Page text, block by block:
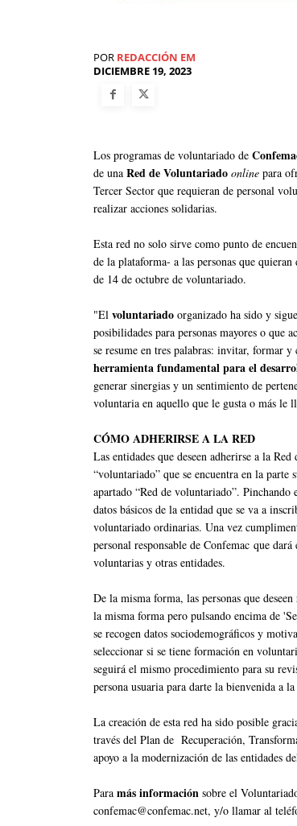
POR REDACCIÓN EM
DICIEMBRE 19, 2023
Los programas de voluntariado de
de una Red de Voluntariado online para
Tercer Sector que requieran de personal
realizar acciones solidarias.
Esta red no solo sirve como punto de
de la plataforma- a las personas que
de 14 de octubre de voluntariado.
"El voluntariado organizado ha sido y
posibilidades para personas mayores o
se resume en tres palabras: invitar, formar
herramienta fundamental para el
generar sinergias y un sentimiento de
voluntaria en aquello que le gusta o más le
CÓMO ADHERIRSE A LA RED
Las entidades que deseen adherirse a la
“voluntariado” que se encuentra en la
apartado “Red de voluntariado”.
datos básicos de la entidad que se va a
voluntariado ordinarias. Una vez
personal responsable de Confemac que
voluntarias y otras entidades.
De la misma forma, las personas que
la misma forma pero pulsando encima de
se recogen datos sociodemográficos y
seleccionar si se tiene formación en
seguirá el mismo procedimiento para su
persona usuaria para darte la bienvenida a
La creación de esta red ha sido posible
través del Plan de Recuperación,
apoyo a la modernización de las entidades
Para más información sobre el
confemac@confemac.net, y/o llamar al